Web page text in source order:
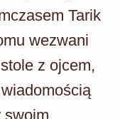
Tarik
wezwani
z ojcem,
swoim